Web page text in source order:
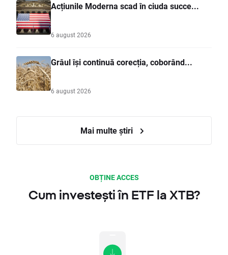
Acțiunile Moderna scad în ciuda succe...
6 august 2026
Grâul își continuă corecția, coborând...
6 august 2026
Mai multe știri
OBȚINE ACCES
Cum investești în ETF la XTB?